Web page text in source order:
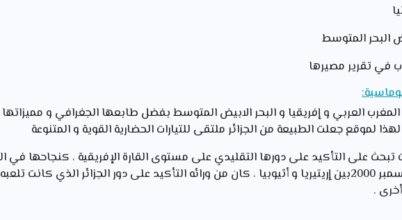
البحر المتوسط
في تقرير مصيرها
المغرب العربي و إفريقيا و البحر الابيض المتوسط بفضل طابعها الجغرافي و مميزاتها
لهذا لموقع جعلت الطبيعة من الجزائر ملتقى للتيارات الحضارية القوية و المتنوعة
تبحث على التأكيد على دورها التقليدي على مستوى القارة الإفريقية ، كنجاحها في
على نهاية إطلاق النار في ديسمبر 2000بين إريتيريا و أثيوبيا ، كان من ورائه التأكيد على دور الجزائر الذي
.